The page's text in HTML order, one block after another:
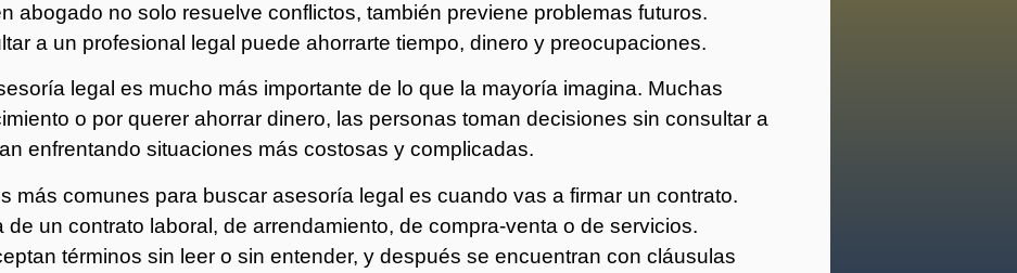
abogado no solo resuelve conflictos, también previene problemas futuros.
a un profesional legal puede ahorrarte tiempo, dinero y preocupaciones.
legal es mucho más importante de lo que la mayoría imagina. Muchas
o por querer ahorrar dinero, las personas toman decisiones sin consultar a
enfrentando situaciones más costosas y complicadas.
más comunes para buscar asesoría legal es cuando vas a firmar un contrato.
de un contrato laboral, de arrendamiento, de compra-venta o de servicios.
términos sin leer o sin entender, y después se encuentran con cláusulas